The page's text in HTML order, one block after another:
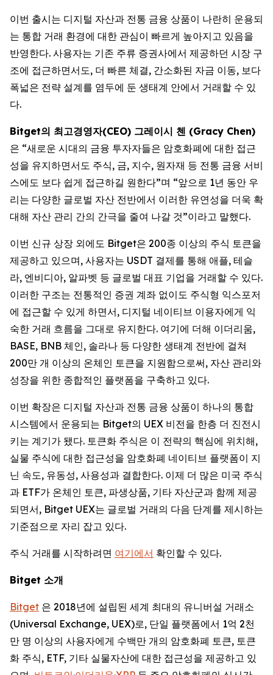
이번 출시는 디지털 자산과 전통 금융 상품이 나란히 운용되
는 통합 거래 환경에 대한 관심이 빠르게 높아지고 있음을
반영한다. 사용자는 기존 주류 증권사에서 제공하던 시장 구
조에 접근하면서도, 더 빠른 체결, 간소화된 자금 이동, 보다
폭넓은 전략 설계를 염두에 둔 생태계 안에서 거래할 수 있
다.
Bitget의 최고경영자(CEO) 그레이시 첸 (Gracy Chen)
은 “새로운 시대의 금융 투자자들은 암호화폐에 대한 접근
성을 유지하면서도 주식, 금, 지수, 원자재 등 전통 금융 서비
스에도 보다 쉽게 접근하길 원한다”며 “앞으로 1년 동안 우
리는 다양한 글로벌 자산 전반에서 이러한 유연성을 더욱 확
대해 자산 관리 간의 간극을 줄여 나갈 것”이라고 말했다.
이번 신규 상장 외에도 Bitget은 200종 이상의 주식 토큰을
제공하고 있으며, 사용자는 USDT 결제를 통해 애플, 테슬
라, 엔비디아, 알파벳 등 글로벌 대표 기업을 거래할 수 있다.
이러한 구조는 전통적인 증권 계좌 없이도 주식형 익스포저
에 접근할 수 있게 하면서, 디지털 네이티브 이용자에게 익
숙한 거래 흐름을 그대로 유지한다. 여기에 더해 이더리움,
BASE, BNB 체인, 솔라나 등 다양한 생태계 전반에 걸쳐
200만 개 이상의 온체인 토큰을 지원함으로써, 자산 관리와
성장을 위한 종합적인 플랫폼을 구축하고 있다.
이번 확장은 디지털 자산과 전통 금융 상품이 하나의 통합
시스템에서 운용되는 Bitget의 UEX 비전을 한층 더 진전시
키는 계기가 됐다. 토큰화 주식은 이 전략의 핵심에 위치해,
실물 주식에 대한 접근성을 암호화폐 네이티브 플랫폼이 지
닌 속도, 유동성, 사용성과 결합한다. 이제 더 많은 미국 주식
과 ETF가 온체인 토큰, 파생상품, 기타 자산군과 함께 제공
되면서, Bitget UEX는 글로벌 거래의 다음 단계를 제시하는
기준점으로 자리 잡고 있다.
주식 거래를 시작하려면 여기에서 확인할 수 있다.
Bitget 소개
Bitget 은 2018년에 설립된 세계 최대의 유니버설 거래소
(Universal Exchange, UEX)로, 단일 플랫폼에서 1억 2천
만 명 이상의 사용자에게 수백만 개의 암호화폐 토큰, 토큰
화 주식, ETF, 기타 실물자산에 대한 접근성을 제공하고 있